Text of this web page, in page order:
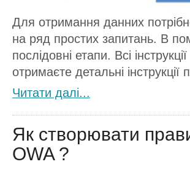
Для отримання данних потрібно
на ряд простих запитань. В
послідовні етапи. Всі
отримаєте детальні
Читати далi...
Як створювати
OWA ?